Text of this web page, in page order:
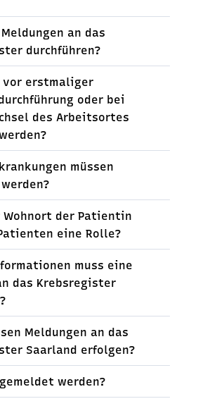
an das
durchführen?
vor erstmaliger
oder bei
des Arbeitsortes
müssen
der Patientin
eine Rolle?
muss eine
das Krebsregister
Meldungen an das
Saarland erfolgen?
werden?